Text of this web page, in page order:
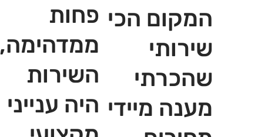
פחות
ממדהימה,
השירות
היה ענייני
המקום הכי
שירותי
שהכרתי
מענה מיידי